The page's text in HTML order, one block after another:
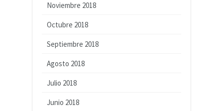
Noviembre 2018
Octubre 2018
Septiembre 2018
Agosto 2018
Julio 2018
Junio 2018